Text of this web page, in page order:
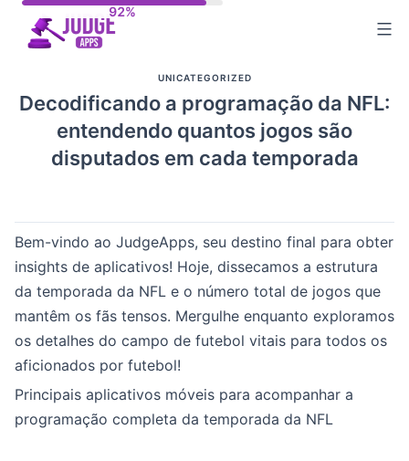
UNICATEGORIZED
Decodificando a programação da NFL:
entendendo quantos jogos são
disputados em cada temporada
Bem-vindo ao JudgeApps, seu destino final para obter
insights de aplicativos! Hoje, dissecamos a estrutura
da temporada da NFL e o número total de jogos que
mantêm os fãs tensos. Mergulhe enquanto exploramos
os detalhes do campo de futebol vitais para todos os
aficionados por futebol!
Principais aplicativos móveis para acompanhar a
programação completa da temporada da NFL